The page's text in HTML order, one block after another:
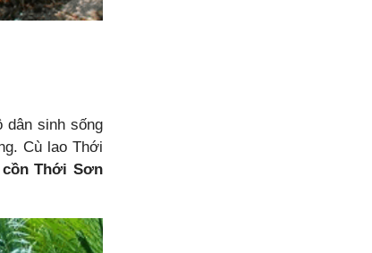
dân sinh sống
Cù lao Thới
Thới Sơn